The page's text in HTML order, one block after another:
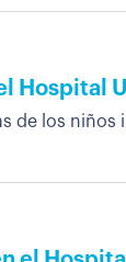
Hospital
de los